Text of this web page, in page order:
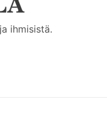
ihmisistä.